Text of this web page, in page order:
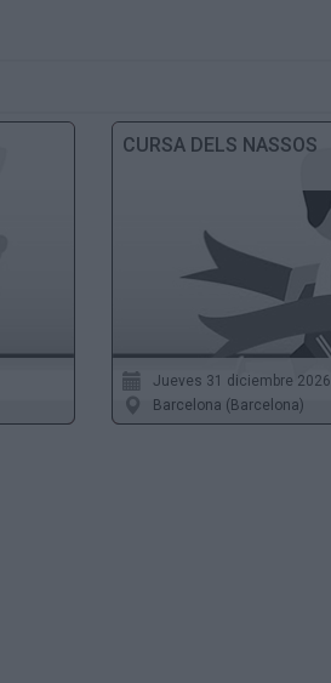
CURSA DELS NASSOS
Jueves 31 diciembre 2026
Barcelona (Barcelona)